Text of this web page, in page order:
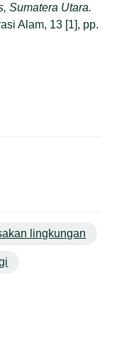
Sumatera Utara.
Alam, 13 [1], pp.
lingkungan